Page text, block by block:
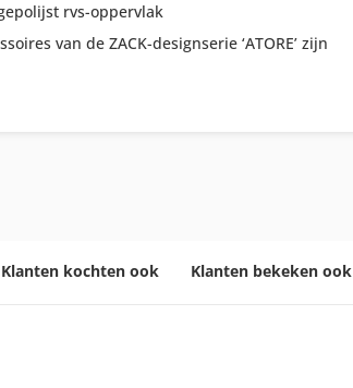
rvs-oppervlak
van de ZACK-designserie ‘ATORE’ zijn
Klanten kochten ook Klanten bekeken ook